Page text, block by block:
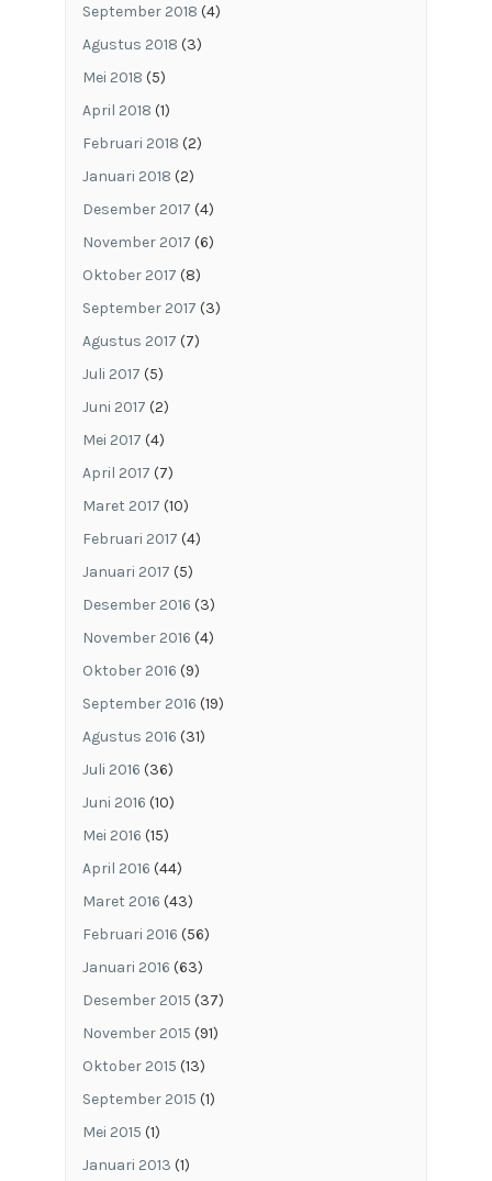
September 2018 (4)
Agustus 2018 (3)
Mei 2018 (5)
April 2018 (1)
Februari 2018 (2)
Januari 2018 (2)
Desember 2017 (4)
November 2017 (6)
Oktober 2017 (8)
September 2017 (3)
Agustus 2017 (7)
Juli 2017 (5)
Juni 2017 (2)
Mei 2017 (4)
April 2017 (7)
Maret 2017 (10)
Februari 2017 (4)
Januari 2017 (5)
Desember 2016 (3)
November 2016 (4)
Oktober 2016 (9)
September 2016 (19)
Agustus 2016 (31)
Juli 2016 (36)
Juni 2016 (10)
Mei 2016 (15)
April 2016 (44)
Maret 2016 (43)
Februari 2016 (56)
Januari 2016 (63)
Desember 2015 (37)
November 2015 (91)
Oktober 2015 (13)
September 2015 (1)
Mei 2015 (1)
Januari 2013 (1)